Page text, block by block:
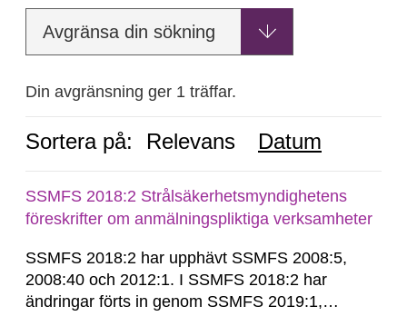
Avgränsa din sökning
Din avgränsning ger 1 träffar.
Sortera på: Relevans Datum
SSMFS 2018:2 Strålsäkerhetsmyndighetens
föreskrifter om anmälningspliktiga verksamheter
SSMFS 2018:2 har upphävt SSMFS 2008:5,
2008:40 och 2012:1. I SSMFS 2018:2 har
ändringar förts in genom SSMFS 2019:1,